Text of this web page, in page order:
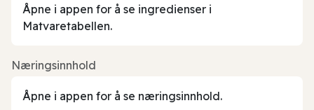
Åpne i appen for å se ingredienser i
Matvaretabellen.
Næringsinnhold
Åpne i appen for å se næringsinnhold.